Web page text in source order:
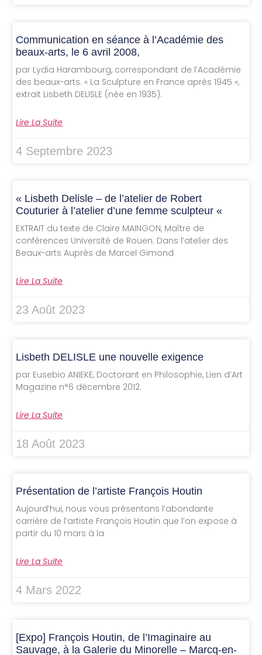
Communication en séance à l’Académie des
beaux-arts, le 6 avril 2008,
par Lydia Harambourg, correspondant de l’Académie
des beaux-arts. « La Sculpture en France après 1945 »,
extrait Lisbeth DELISLE (née en 1935).
Lire La Suite
4 Septembre 2023
« Lisbeth Delisle – de l’atelier de Robert
Couturier à l’atelier d’une femme sculpteur «
EXTRAIT du texte de Claire MAINGON, Maître de
conférences Université de Rouen. Dans l’atelier des
Beaux-arts Auprès de Marcel Gimond
Lire La Suite
23 Août 2023
Lisbeth DELISLE une nouvelle exigence
par Eusebio ANIEKE, Doctorant en Philosophie, Lien d’Art
Magazine n°6 décembre 2012.
Lire La Suite
18 Août 2023
Présentation de l’artiste François Houtin
Aujourd’hui, nous vous présentons l’abondante
carrière de l’artiste François Houtin que l’on expose à
partir du 10 mars à la
Lire La Suite
4 Mars 2022
[Expo] François Houtin, de l’Imaginaire au
Sauvage, à la Galerie du Minorelle – Marcq-en-